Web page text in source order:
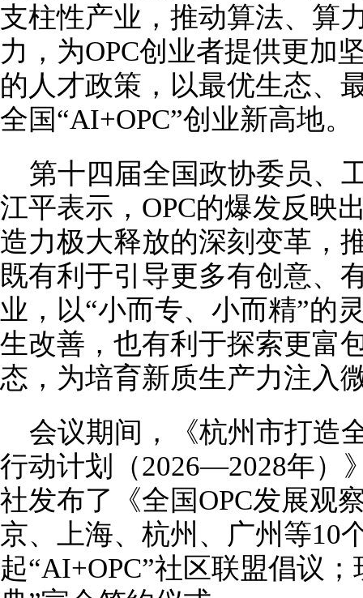
支柱性产业，推动算法、算
力，为OPC创业者提供更加
的人才政策，以最优生态、
全国“AI+OPC”创业新高地。
第十四届全国政协委员、
江平表示，OPC的爆发反映
造力极大释放的深刻变革，
既有利于引导更多有创意、
业，以“小而专、小而精”的
生改善，也有利于探索更富
态，为培育新质生产力注入
会议期间，《杭州市打造
行动计划（2026—2028年）
社发布了《全国OPC发展观
京、上海、杭州、广州等10
起“AI+OPC”社区联盟倡议